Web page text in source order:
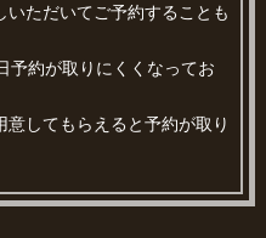
ただいてご予約することも
約が取りにくくなってお
してもらえると予約が取り